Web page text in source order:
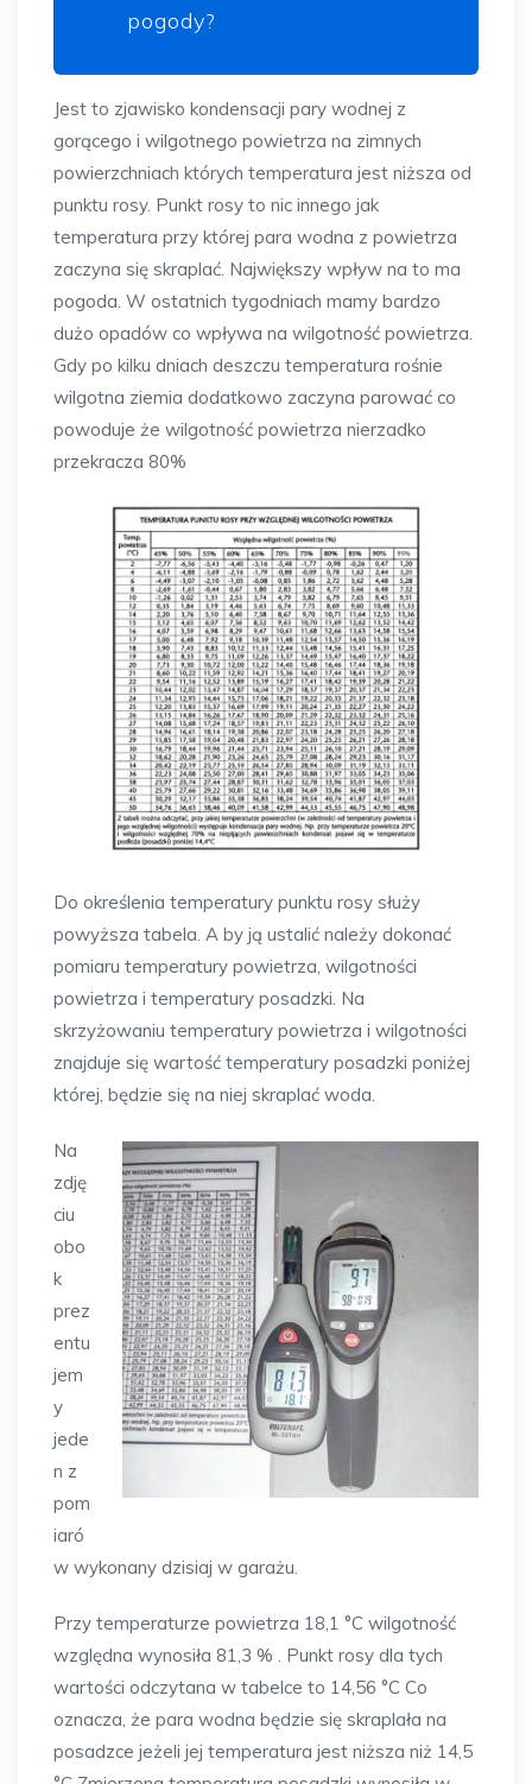
pogody?
Jest to zjawisko kondensacji pary wodnej z
gorącego i wilgotnego powietrza na zimnych
powierzchniach których temperatura jest niższa od
punktu rosy. Punkt rosy to nic innego jak
temperatura przy której para wodna z powietrza
zaczyna się skraplać. Największy wpływ na to ma
pogoda. W ostatnich tygodniach mamy bardzo
dużo opadów co wpływa na wilgotność powietrza.
Gdy po kilku dniach deszczu temperatura rośnie
wilgotna ziemia dodatkowo zaczyna parować co
powoduje że wilgotność powietrza nierzadko
przekracza 80%
Do określenia temperatury punktu rosy służy
powyższa tabela. A by ją ustalić należy dokonać
pomiaru temperatury powietrza, wilgotności
powietrza i temperatury posadzki. Na
skrzyżowaniu temperatury powietrza i wilgotności
znajduje się wartość temperatury posadzki poniżej
której, będzie się na niej skraplać woda.
Na
zdję
ciu
obo
k
prez
entu
jem
y
jede
n z
pom
iaró
w wykonany dzisiaj w garażu.
Przy temperaturze powietrza 18,1 °C wilgotność
względna wynosiła 81,3 % . Punkt rosy dla tych
wartości odczytana w tabelce to 14,56 °C Co
oznacza, że para wodna będzie się skraplała na
posadzce jeżeli jej temperatura jest niższa niż 14,5